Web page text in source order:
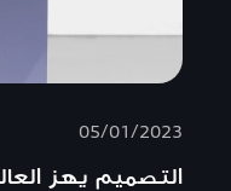
05/01/2023
التصميم يهز